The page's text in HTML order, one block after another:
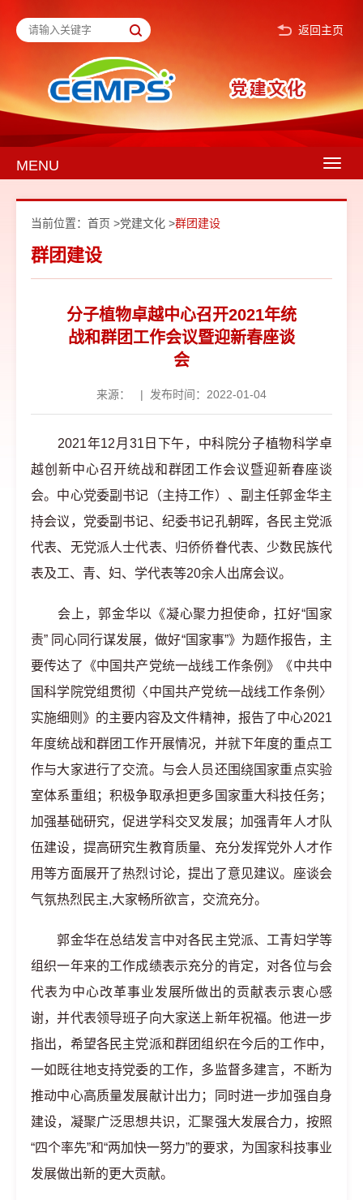
返回主页
MENU
当前位置： 首页 >党建文化 >群团建设
群团建设
分子植物卓越中心召开2021年统
战和群团工作会议暨迎新春座谈
会
来源： | 发布时间：2022-01-04
2021年12月31日下午，中科院分子植物科学卓
越创新中心召开统战和群团工作会议暨迎新春座谈
会。中心党委副书记（主持工作）、副主任郭金华主
持会议，党委副书记、纪委书记孔朝晖，各民主党派
代表、无党派人士代表、归侨侨眷代表、少数民族代
表及工、青、妇、学代表等20余人出席会议。
会上，郭金华以《凝心聚力担使命，扛好“国家
责” 同心同行谋发展，做好“国家事”》为题作报告，主
要传达了《中国共产党统一战线工作条例》《中共中
国科学院党组贯彻〈中国共产党统一战线工作条例〉
实施细则》的主要内容及文件精神，报告了中心2021
年度统战和群团工作开展情况，并就下年度的重点工
作与大家进行了交流。与会人员还围绕国家重点实验
室体系重组；积极争取承担更多国家重大科技任务；
加强基础研究，促进学科交叉发展；加强青年人才队
伍建设，提高研究生教育质量、充分发挥党外人才作
用等方面展开了热烈讨论，提出了意见建议。座谈会
气氛热烈民主,大家畅所欲言，交流充分。
郭金华在总结发言中对各民主党派、工青妇学等
组织一年来的工作成绩表示充分的肯定，对各位与会
代表为中心改革事业发展所做出的贡献表示衷心感
谢，并代表领导班子向大家送上新年祝福。他进一步
指出，希望各民主党派和群团组织在今后的工作中，
一如既往地支持党委的工作，多监督多建言，不断为
推动中心高质量发展献计出力；同时进一步加强自身
建设，凝聚广泛思想共识，汇聚强大发展合力，按照
“四个率先”和“两加快一努力”的要求，为国家科技事业
发展做出新的更大贡献。